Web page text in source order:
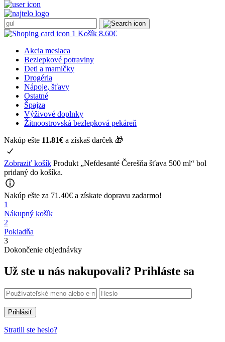
1 Košík 8.60€
Akcia mesiaca
Bezlepkové potraviny
Deti a mamičky
Drogéria
Nápoje, šťavy
Ostatné
Špajza
Výživové doplnky
Žitnoostrovská bezlepková pekáreň
Nakúp ešte 11.81€ a získaš darček 🎁
Zobraziť košík Produkt „Nefdesanté Čerešňa šťava 500 ml“ bol
pridaný do košíka.
Nakúp ešte za 71.40€ a získate dopravu zadarmo!
1
Nákupný košík
2
Pokladňa
3
Dokončenie objednávky
Už ste u nás nakupovali? Prihláste sa
Prihlásiť
Stratili ste heslo?